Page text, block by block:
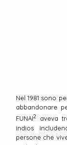
Nel 1981 sono
abbandonare
FUNAI2
aveva
indios
persone che